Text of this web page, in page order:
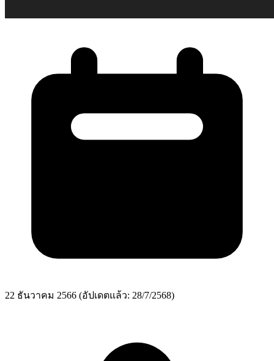
22 ธันวาคม 2566 (อัปเดตแล้ว: 28/7/2568)